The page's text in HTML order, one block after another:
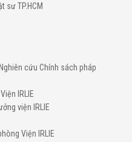
sư TP.HCM
cứu Chính sách pháp
IRLIE
viện IRLIE
Viện IRLIE